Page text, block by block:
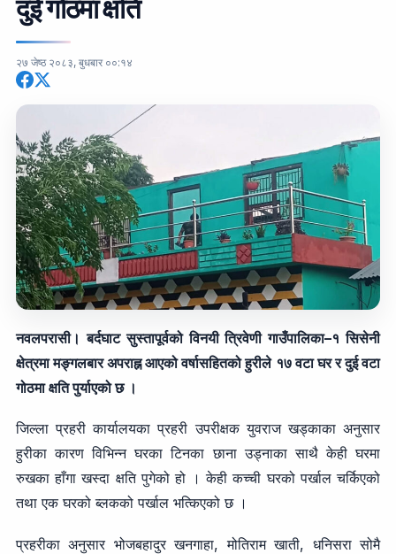
दुई गोठमा क्षति
२७ जेष्ठ २०८३, बुधबार ००:१४
नवलपरासी। बर्दघाट सुस्तापूर्वको विनयी त्रिवेणी गाउँपालिका–१ सिसेनी
क्षेत्रमा मङ्गलबार अपराह्न आएको वर्षासहितको हुरीले १७ वटा घर र दुई वटा
गोठमा क्षति पुर्याएको छ ।
जिल्ला प्रहरी कार्यालयका प्रहरी उपरीक्षक युवराज खड्काका अनुसार
हुरीका कारण विभिन्न घरका टिनका छाना उड्नाका साथै केही घरमा
रुखका हाँगा खस्दा क्षति पुगेको हो । केही कच्ची घरको पर्खाल चर्किएको
तथा एक घरको ब्लकको पर्खाल भत्किएको छ ।
प्रहरीका अनुसार भोजबहादुर खनगाहा, मोतिराम खाती, धनिसरा सोमै